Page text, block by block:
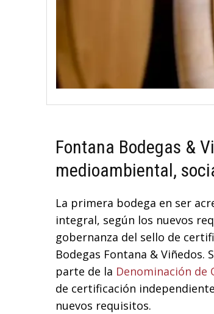
Fontana Bodegas &
medioambiental,
La primera bodega en ser
integral, según los nuevos
gobernanza del sello de
Bodegas Fontana & Viñedos.
parte de la Denominación de
de certificación
nuevos requisitos.